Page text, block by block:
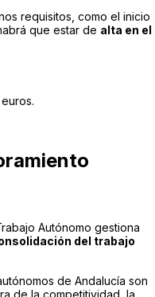
requisitos, como el inicio
que estar de alta en el
Autónomo gestiona
del trabajo
de Andalucía son